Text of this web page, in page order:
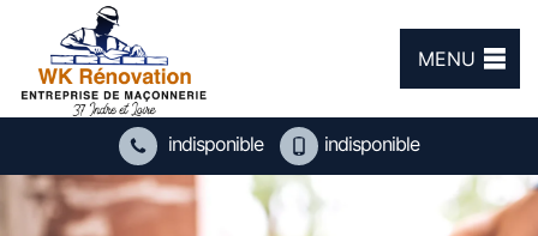
MENU
indisponible indisponible